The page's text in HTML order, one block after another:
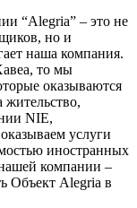
“Alegria” – это не
но и
наша компания.
то мы
оказываются
NIE,
услуги
иностранных
компании –
Объект Alegria в